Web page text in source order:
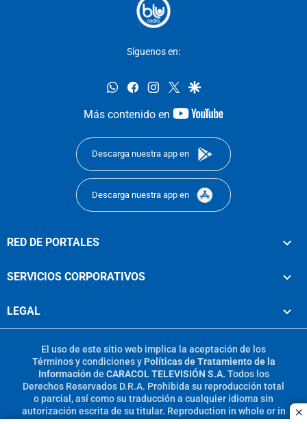
Síguenos en:
whatsappfacebookinstagram
twittergoogle
Más contenido en
youtube-
Descarga nuestra app en
Descarga nuestra app en
RED DE PORTALES
SERVICIOS CORPORATIVOS
LEGAL
El uso de este sitio web implica la aceptación de los
Términos y condicionesy Políticas de Tratamiento de la
Información de CARACOL TELEVISIÓN S.A. Todos los
Derechos Reservados D.R.A. Prohibida su reproducción total
o parcial, así como su traducción a cualquier idioma sin
autorización escrita de su titular. Reproduction in whole or in